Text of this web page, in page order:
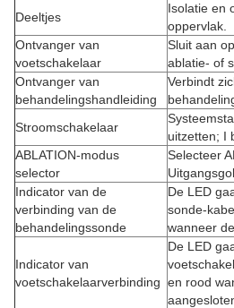
Deeltjes
Isolatie en
oppervlak.
Ontvanger van
voetschakelaar
Sluit aan
ablatie- of
Ontvanger van
behandelingshandleiding
Verbindt
Stroomschakelaar
uitzetten;
ABLATION-modus
selector
Selecteer
Indicator van de
verbinding van de
behandelingssonde
De LED
sonde-
wanneer
Indicator van
voetschakelaarverbinding
De LED
en rood